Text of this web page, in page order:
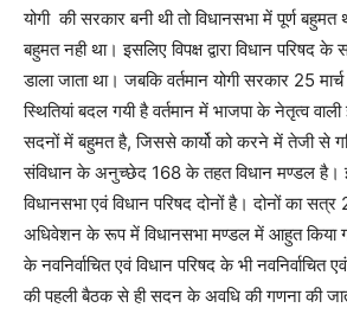
योगी की सरकार बनी थी तो विधानसभा में पूर्ण बहुमत
बहुमत नही था। इसलिए विपक्ष द्वारा विधान परिषद
डाला जाता था। जबकि वर्तमान योगी सरकार 25
स्थितियां बदल गयी है वर्तमान में भाजपा के नेतृत्व
सदनों में बहुमत है, जिससे कार्यो को करने में तेजी से
संविधान के अनुच्छेद 168 के तहत विधान मण्डल है।
विधानसभा एवं विधान परिषद दोनों है। दोनों का
अधिवेशन के रूप में विधानसभा मण्डल में आहुत किया
के नवनिर्वाचित एवं विधान परिषद के भी
की पहली बैठक से ही सदन के अवधि की गणना की